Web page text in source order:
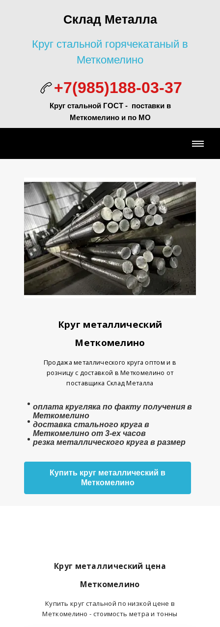
Склад Металла
Круг стальной горячекатаный в
Меткомелино
+7(985)188-03-37
Круг стальной ГОСТ - поставки в
Меткомелино и по МО
Круг металлический
Меткомелино
Продажа металлического круга оптом и в
розницу с доставкой в Меткомелино от
поставщика Склад Металла
оплата кругляка по факту получения в
Меткомелино
доставка стального круга в
Меткомелино от 3-ех часов
резка металлического круга в размер
Купить круг металлический в
Меткомелино
Круг металлический цена
Меткомелино
Купить круг стальной по низкой цене в
Меткомелино - стоимость метра и тонны